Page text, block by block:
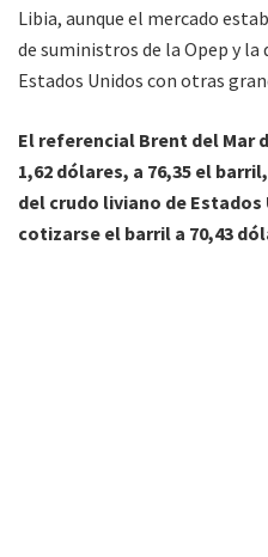
Libia, aunque el mercado
de suministros de la Opep y
Estados Unidos con otras
El referencial Brent del Mar
1,62 dólares, a 76,35 el
del crudo liviano de Estados
cotizarse el barril a 70,43